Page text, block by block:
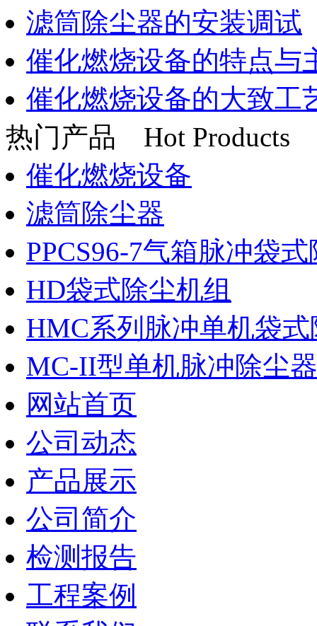
滤筒除尘器的安装调试
催化燃烧设备的特点与
催化燃烧设备的大致工
热门产品
Hot Products
催化燃烧设备
滤筒除尘器
PPCS96-7气箱脉冲袋
HD袋式除尘机组
HMC系列脉冲单机袋式
MC-II型单机脉冲除尘器
网站首页
公司动态
产品展示
公司简介
检测报告
工程案例